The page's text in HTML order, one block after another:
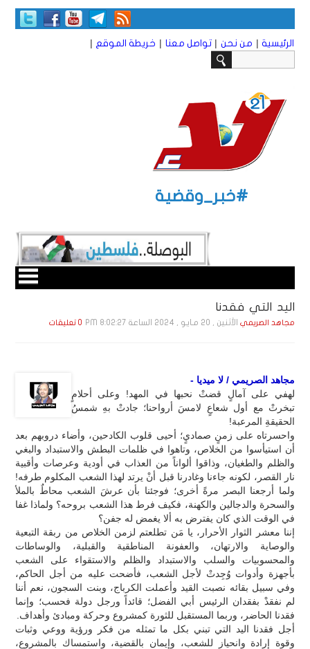
الرئيسية | من نحن | تواصل معنا | خريطة الموقع |
#خبر_وقضية
اليد التي فقدنا
مجاهد الصريمي الأثنين , 20 مـايـو , 2024 الساعة 8:02:27 PM 0 تعليقات
مجاهد الصريمي / لا ميديا -
لهفي على آمالٍ قضتْ نحبها في المهد! وعلى أحلامٍ
تبخرتْ مع أول شعاعٍ لامسَ أرواحنا؛ جادتْ بهِ شمسُ
الحقيقةِ المرعبة!
واحسرتاه على زمنٍ صماديٍ؛ أحيى قلوب الكادحين، وأضاء دروبهم بعد
أن استيأسوا من الخلاص، وتاهوا في ظلمات البطش والاستبداد والبغي
والظلم والطغيان، وذاقوا ألواناً من العذاب في أودية وعرصات وأقبية
نار القصر، لكونه جاءنا وغادرنا قبل أنْ يرتد لهذا الشعب المكلوم طرفه!
ولما أرجعنا البصر مرةً أخرى؛ فوجئنا بأن عرشَ الشعب محاطٌ بالملأ
والسحرة والدجالين والكهنة، فكيف فرط هذا الشعب بروحه؟ ولماذا غفا
في الوقت الذي كان يفترض به ألا يغمض له جفن؟
إننا معشر الثوار الأحرار، يا مَن تطلعتم لزمن الخلاص من ربقة التبعية
والوصاية والارتهان، والعفونة المناطقية والقبلية، والوساطات
والمحسوبيات والسلب والاستبداد والظلم والاستقواء على الشعب
بأجهزة وأدوات وُجِدتْ لأجل الشعب، فأضحت عليه من أجل الحاكم،
وفي سبيل بقائه نصبت القيد وأعملت الكرباج، وبنت السجون، نعم أننا
لم نفقدْ بفقدان الرئيس أبي الفضل؛ قائداً ورجل دولة فحسب؛ وإنما
فقدنا الحاضر، وربما المستقبل للثورة كمشروع وحركة ومبادئ وأهداف.
أجل فقدنا اليد التي تبني بكل ما تمثله من فكر ورؤية ووعي وثبات
وقوة إرادة وانحياز للشعب، وإيمان بالقضية، واستمساك بالمشروع،